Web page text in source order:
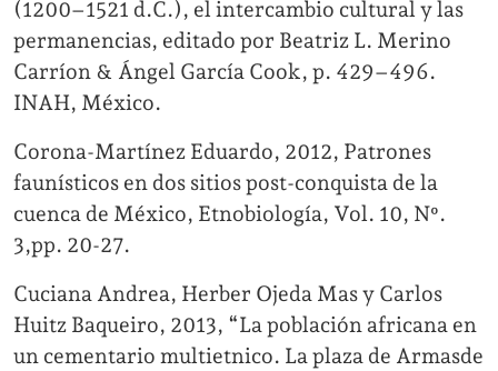
(1200–1521 d.C.), el intercambio cultural y las
permanencias, editado por Beatriz L. Merino
Carríon & Ángel García Cook, p. 429–496.
INAH, México.
Corona-Martínez Eduardo, 2012, Patrones
faunísticos en dos sitios post-conquista de la
cuenca de México, Etnobiología, Vol. 10, Nº.
3,pp. 20-27.
Cuciana Andrea, Herber Ojeda Mas y Carlos
Huitz Baqueiro, 2013, “La población africana en
un cementario multietnico. La plaza de Armasde